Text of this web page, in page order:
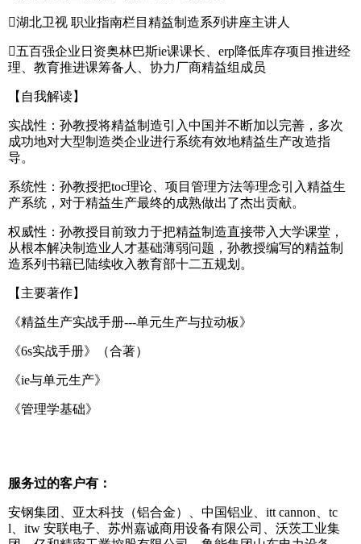
湖北卫视 职业指南栏目精益制造系列讲座主讲人
五百强企业日资奥林巴斯ie课课长、erp降低库存项目推进经
理、教育推进课筹备人、协力厂商精益组成员
【自我解读】
实战性：孙教授将精益制造引入中国并不断加以完善，多次
成功地对大型制造类企业进行系统有效地精益生产改造指
导。
系统性：孙教授把toc理论、项目管理方法等理念引入精益生
产系统，对于精益生产最终的成熟做出了杰出贡献。
权威性：孙教授目前致力于把精益制造直接带入大学课堂，
从根本解决制造业人才基础薄弱问题，孙教授编写的精益制
造系列书籍已陆续收入教育部十二五规划。
【主要著作】
《精益生产实战手册---单元生产与拉动板》
《6s实战手册》（合著）
《ie与单元生产》
《管理学基础》
服务过的客户有：
安钢集团、亚太科技（铝合金）、中国铝业、itt cannon、tc
l、itw 安联电子、苏州嘉诚商用设备有限公司、沃茨工业集